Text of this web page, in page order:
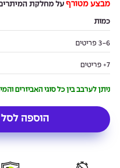
מבצע מטורף על מחלקת
כמות
3-6 פריטים
7+ פריטים
ניתן לערבב בין כל סוגי האביזרים
הוספה לסל